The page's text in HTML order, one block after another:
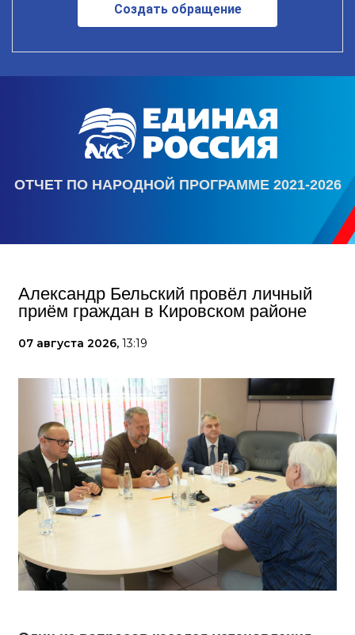
Создать обращение
ОТЧЕТ ПО НАРОДНОЙ ПРОГРАММЕ 2021-2026
Александр Бельский провёл личный
приём граждан в Кировском районе
07 августа 2026, 13:19